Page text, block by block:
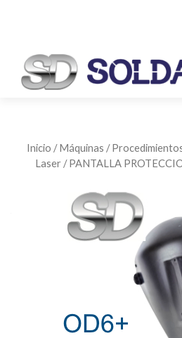
Inicio /Máquinas /
Laser / PANTALLA